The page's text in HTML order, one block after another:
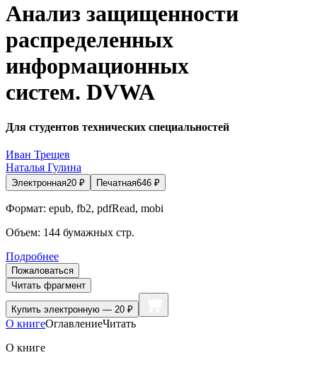
Анализ защищенности
распределенных
информационных
систем. DVWA
Для студентов технических специальностей
Иван Трещев
Наталья Гулина
Электронная20 ₽ Печатная646 ₽
Формат: epub, fb2, pdfRead, mobi
Объем: 144 бумажных стр.
Подробнее
Пожаловаться
Читать фрагмент
Купить электронную — 20 ₽
О книгеОглавлениеЧитать
О книге